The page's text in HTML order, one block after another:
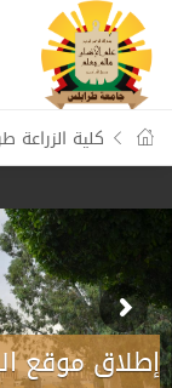
كلية الزراعة
إطلاق موقع